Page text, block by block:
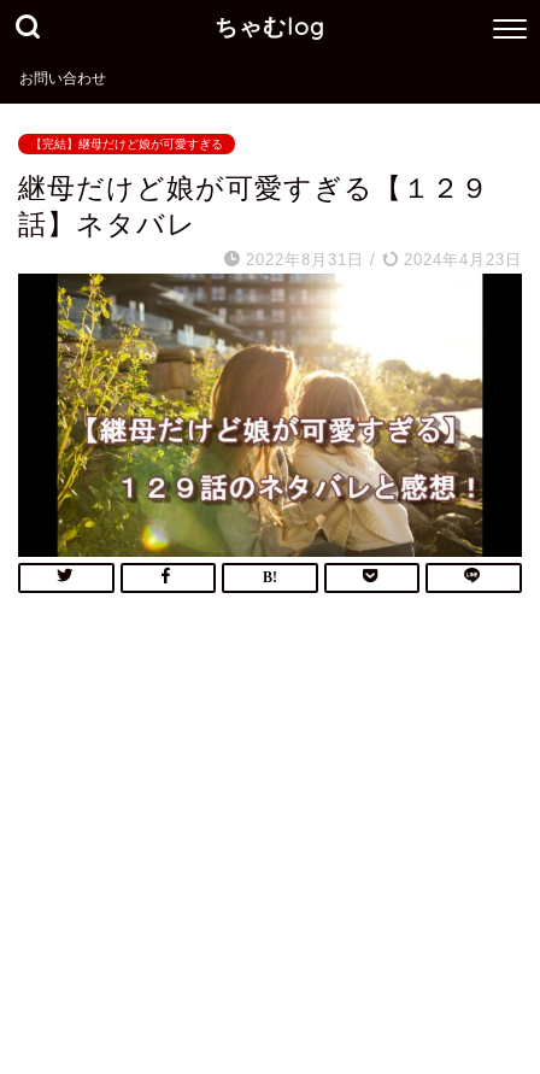
ちゃむlog
お問い合わせ
【完結】継母だけど娘が可愛すぎる
継母だけど娘が可愛すぎる【１２９
話】ネタバレ
2022年8月31日 / 2024年4月23日